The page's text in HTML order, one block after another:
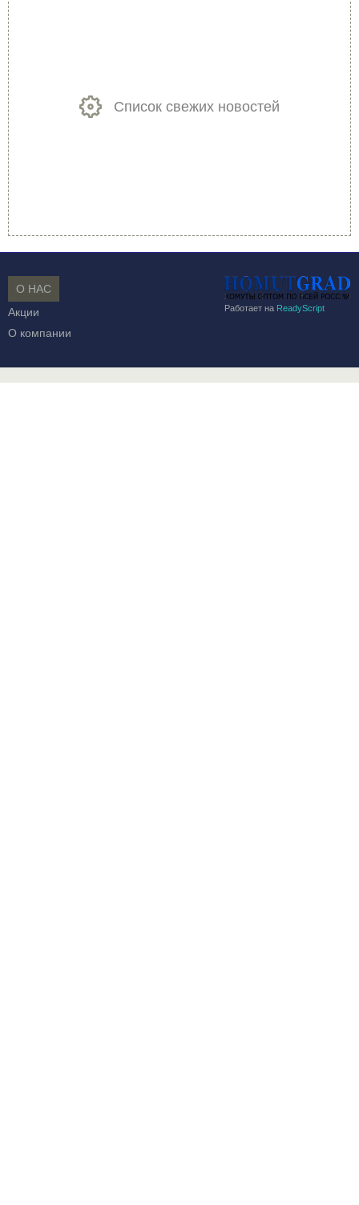
Список свежих новостей
Работает на ReadyScript
О НАС
Акции
О компании